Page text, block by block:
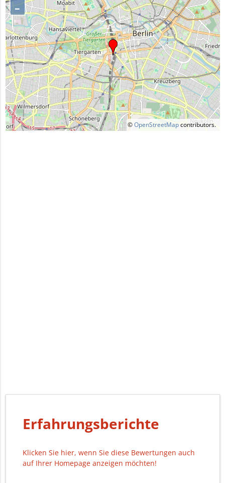
–
©OpenStreetMapcontributors.
Erfahrungsberichte
Klicken Sie hier, wenn Sie diese Bewertungen auch
auf Ihrer Homepage anzeigen möchten!